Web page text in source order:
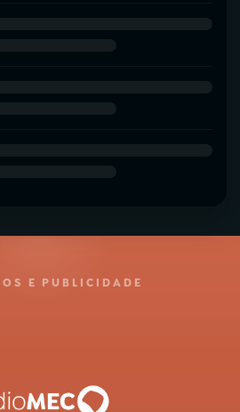
E PUBLICIDADE